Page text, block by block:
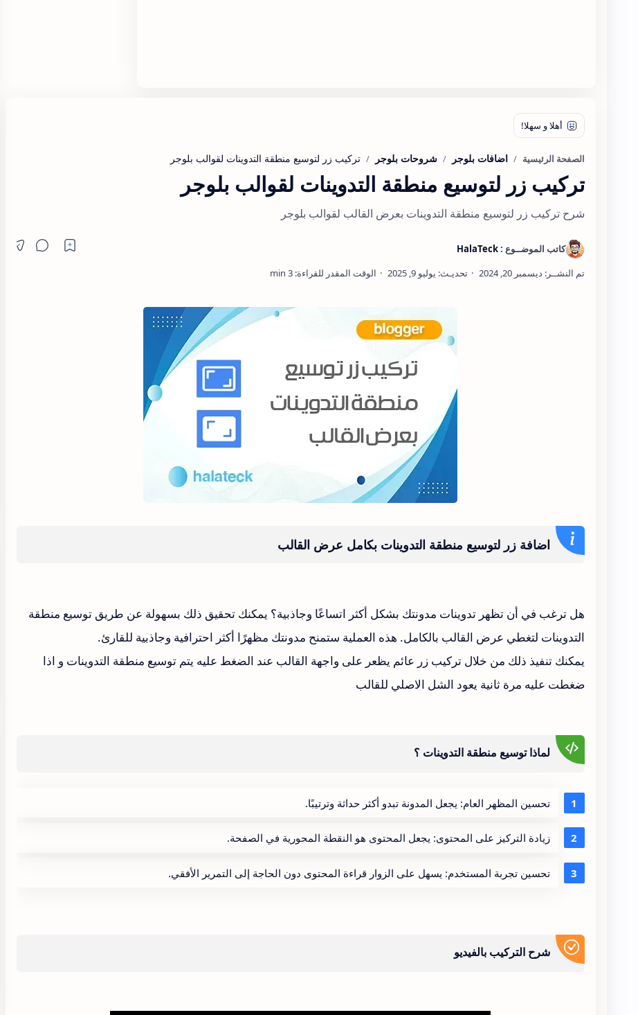
الصفحة الرئيسية اضافات بلوجر شروحات بلوجر
تركيب زر لتوسيع منطقة التدوينات لقوالب بلوجر
شرح تركيب زر لتوسيع منطقة التدوينات بعرض القالب لقوالب بلوجر
اضافة زر لتوسيع منطقة التدوينات بكامل عرض القالب
هل ترغب في أن تظهر تدوينات مدونتك بشكل أكثر اتساعًا وجاذبية؟ يمكنك تحقيق ذلك بسهولة عن طريق توسيع منطقة
التدوينات لتغطي عرض القالب بالكامل. هذه العملية ستمنح مدونتك مظهرًا أكثر احترافية وجاذبية للقارئ.
يمكنك تنفيذ ذلك من خلال تركيب زر عائم يظعر على واجهة القالب عند الضغط عليه يتم توسيع منطقة التدوينات و اذا
ضغطت عليه مرة ثانية يعود الشل الاصلي للقالب
لماذا توسيع منطقة التدوينات ؟
تحسين المظهر العام: يجعل المدونة تبدو أكثر حداثة وترتيبًا.
زيادة التركيز على المحتوى: يجعل المحتوى هو النقطة المحورية في الصفحة.
تحسين تجربة المستخدم: يسهل على الزوار قراءة المحتوى دون الحاجة إلى التمرير الأفقي.
شرح التركيب بالفيديو